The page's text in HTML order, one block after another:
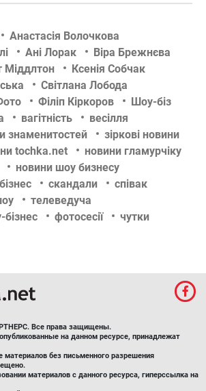
Анастасія Волочкова
Ані Лорак
Віра Брежнєва
Міддлтон
Ксенія Собчак
Світлана Лобода
Філіп Кіркоров
Шоу-біз
вагітність
весілля
знаменитостей
зіркові новини
tochka.net
новини гламурчіку
новини шоу бизнесу
скандали
співак
телеведуча
бізнес
фотосесії чутки
Все права защищены.
на данном ресурсе, принадлежат
материалов без письменного разрешения
материалов с данного ресурса, гиперссылка на